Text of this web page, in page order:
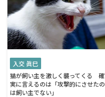
入交 眞巳
猫が飼い主を激しく襲ってくる 確
実に言えるのは「攻撃的にさせたの
は飼い主でない」